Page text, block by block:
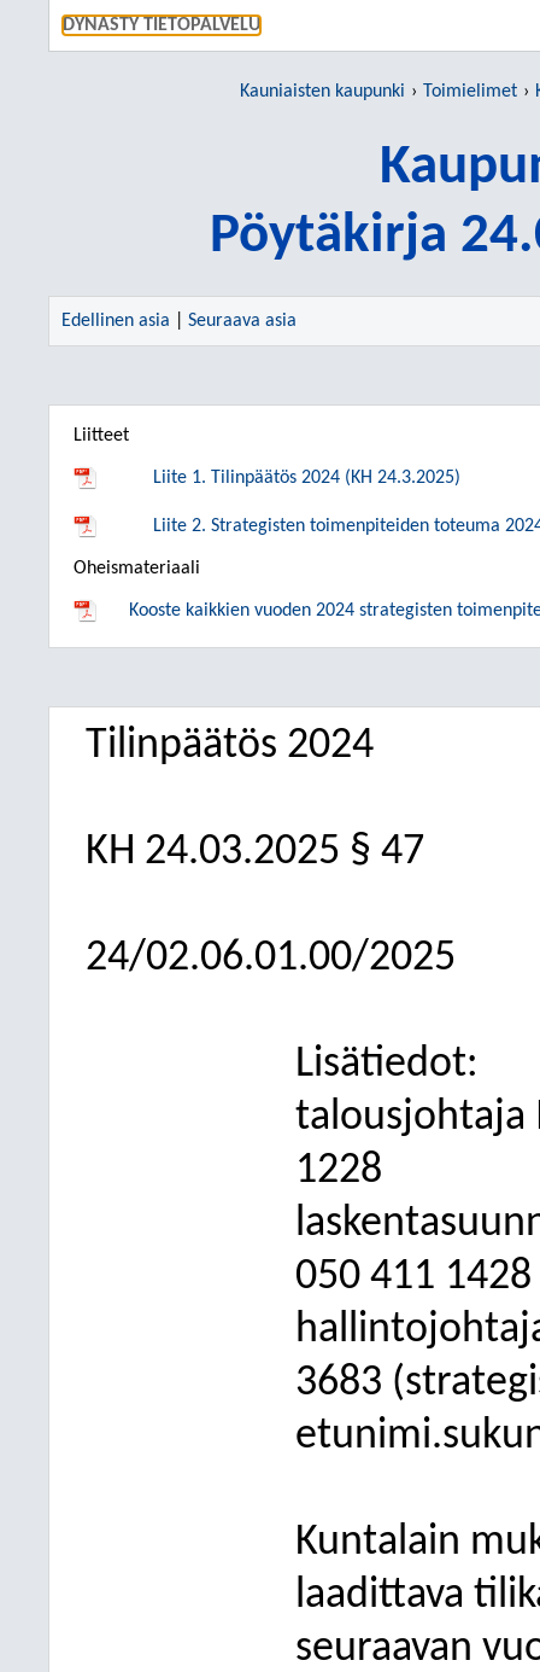
DYNASTY TIETOPALVELU
Kauniaisten kaupunki Toimielimet
Pöytäkirja
Edellinen asia Seuraava asia
Liitteet
Liite 1. Tilinpäätös 2024 (KH 24.3.2025)
Liite 2. Strategisten toimenpiteiden toteuma
Oheismateriaali
Kooste kaikkien vuoden 2024 strategisten
Tilinpäätös 2024
KH 24.03.2025 § 47
24/02.06.01.00/2025
Lisätiedot:
talousjohtaja
1228
050 411 1428
3683
Kuntalain
laadittava
seuraavan